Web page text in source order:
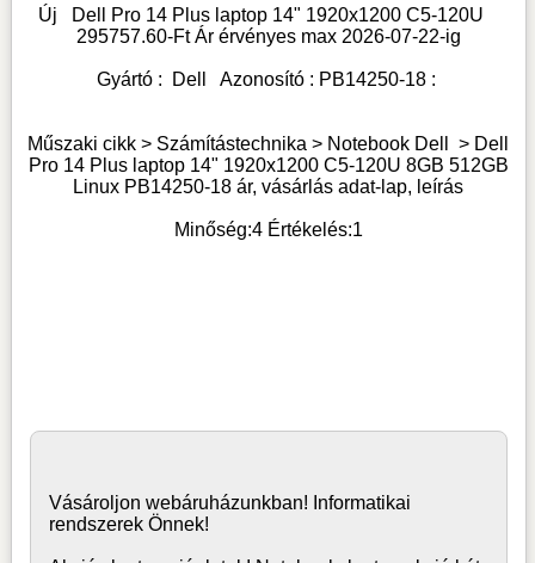
Új Dell Pro 14 Plus laptop 14" 1920x1200 C5-120U
295757.60-Ft Ár érvényes max 2026-07-22-ig
Gyártó : Dell Azonosító : PB14250-18:
Műszaki cikk > Számítástechnika > Notebook Dell > Dell
Pro 14 Plus laptop 14" 1920x1200 C5-120U 8GB 512GB
Linux PB14250-18 ár, vásárlás adat-lap, leírás
Minőség:4Értékelés:1
Vásároljon webáruházunkban! Informatikai
rendszerek Önnek!